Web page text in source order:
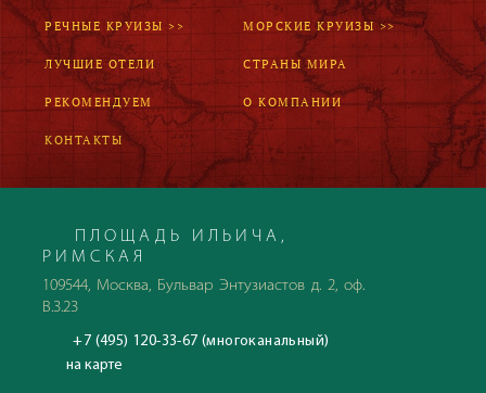
РЕЧНЫЕ КРУИЗЫ >> МОРСКИЕ КРУИЗЫ >>
ЛУЧШИЕ ОТЕЛИ СТРАНЫ МИРА
РЕКОМЕНДУЕМ О КОМПАНИИ
КОНТАКТЫ
ПЛОЩАДЬ ИЛЬИЧА,
РИМСКАЯ
109544, Москва, Бульвар Энтузиастов д. 2, оф.
В.3.23
+7 (495) 120-33-67 (многоканальный)
на карте